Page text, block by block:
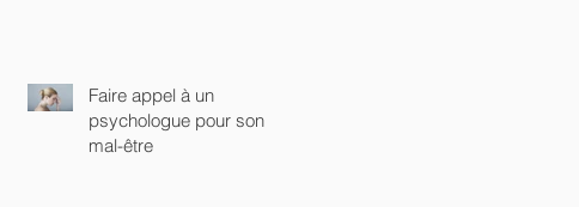
Faire appel à un
psychologue pour son
mal-être